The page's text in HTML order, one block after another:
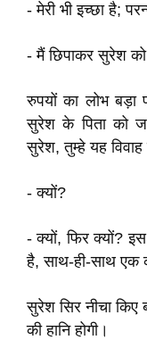
- मेरी भी इच्छा है;
- मैं छिपाकर सुरेश
रुपयों का लोभ बड़ा
सुरेश के पिता को
सुरेश, तुम्हे यह विवाह
- क्यों?
- क्यों, फिर क्यों? इस
है, साथ-ही-साथ एक
सुरेश सिर नीचा किए
की हानि होगी।